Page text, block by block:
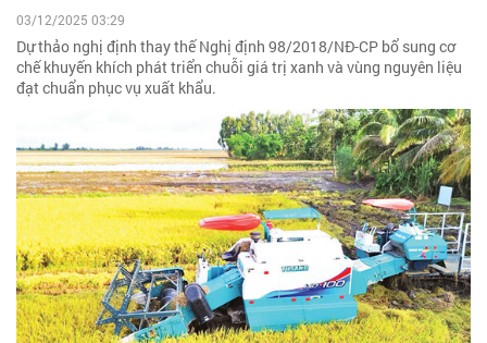
03/12/2025 03:29
Dự thảo nghị định thay thế Nghị định 98/2018/NĐ-CP bổ sung cơ
chế khuyến khích phát triển chuỗi giá trị xanh và vùng nguyên liệu
đạt chuẩn phục vụ xuất khẩu.